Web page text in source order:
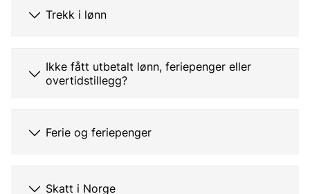
Trekk i lønn
Ikke fått utbetalt lønn, feriepenger eller
overtidstillegg?
Ferie og feriepenger
Skatt i Norge